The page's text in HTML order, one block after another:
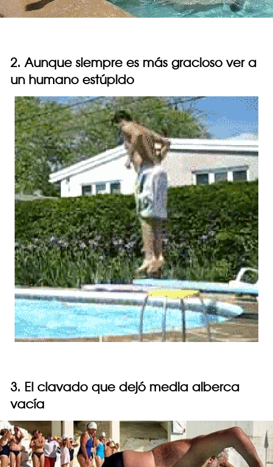
2. Aunque siempre es más gracioso ver a
un humano estúpido
3. El clavado que dejó media alberca
vacía